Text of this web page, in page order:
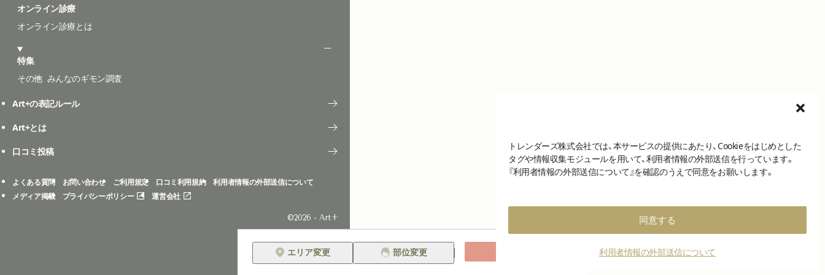
トレンダーズ株式会社では、本サービスの提供にあたり、Cookieをはじめとした
タグや情報収集モジュールを用いて、利用者情報の外部送信を行っています。
『利用者情報の外部送信について』を確認のうえで同意をお願いします。
同意する
利用者情報の外部送信について
エリア変更 部位変更
オンライン診療
オンライン診療とは
特集
その他 みんなのギモン調査
Art+の表記ルール
Art+とは
口コミ投稿
よくある質問 お問い合わせ ご利用規定 口コミ利用規約
利用者情報の外部送信について
メディア掲載
プライバシーポリシー 運営会社
©2026 - Art+